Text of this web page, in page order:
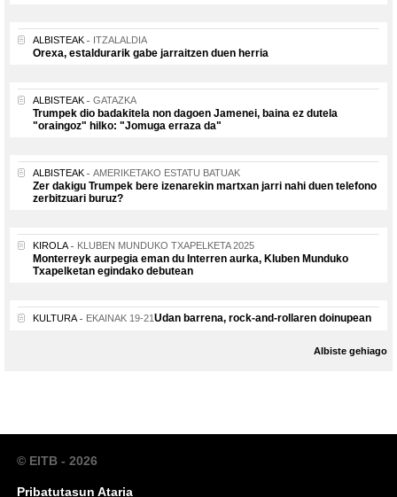
ALBISTEAK ITZALALDIA
Orexa, estaldurarik gabe jarraitzen duen herria
ALBISTEAK GATAZKA
Trumpek dio badakitela non dagoen Jamenei, baina ez dutela
"oraingoz" hilko: "Jomuga erraza da"
ALBISTEAK AMERIKETAKO ESTATU BATUAK
Zer dakigu Trumpek bere izenarekin martxan jarri nahi duen telefono
zerbitzuari buruz?
KIROLA KLUBEN MUNDUKO TXAPELKETA 2025
Monterreyk aurpegia eman du Interren aurka, Kluben Munduko
Txapelketan egindako debutean
KULTURA EKAINAK 19-21Udan barrena, rock-and-rollaren doinupean
Albiste gehiago
© EITB - 2026
Pribatutasun Ataria